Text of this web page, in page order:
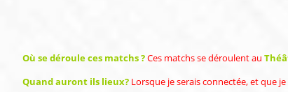
Où se déroule ces matchs ?Ces matchs se déroulent au
Quand auront ils lieux? Lorsque je serais connectée, et que